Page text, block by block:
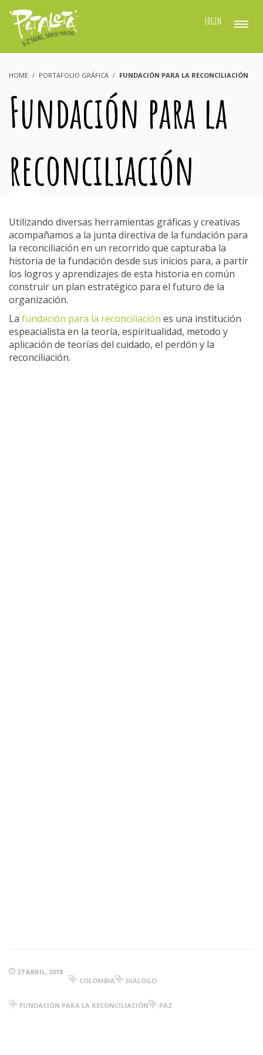
LOGIN
HOME PORTAFOLIO GRÁFICA FUNDACIÓN PARA LA RECONCILIACIÓN
Fundación para la
reconciliación
Utilizando diversas herramientas gráficas y creativas
acompañamos a la junta directiva de la fundación para
la reconciliación en un recorrido que capturaba la
historia de la fundación desde sus inicios para, a partir
los logros y aprendizajes de esta historia en común
construir un plan estratégico para el futuro de la
organización.
La fundación para la reconciliación es una institución
espeacialista en la teoría, espiritualidad, metodo y
aplicación de teorías del cuidado, el perdón y la
reconciliación.
27 ABRIL, 2018
COLOMBIA
DIÁLOGO
FUNDACIÓN PARA LA RECONCILIACIÓN PAZ